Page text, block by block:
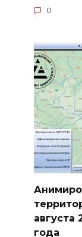
0
августа
года